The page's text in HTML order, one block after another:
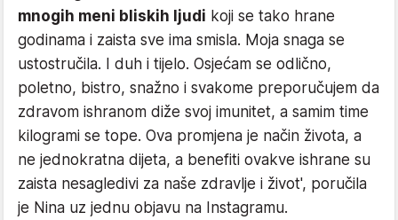
mnogih meni bliskih ljudi koji se tako hrane
godinama i zaista sve ima smisla. Moja snaga se
ustostručila. I duh i tijelo. Osjećam se odlično,
poletno, bistro, snažno i svakome preporučujem da
zdravom ishranom diže svoj imunitet, a samim time
kilogrami se tope. Ova promjena je način života, a
ne jednokratna dijeta, a benefiti ovakve ishrane su
zaista nesagledivi za naše zdravlje i život', poručila
je Nina uz jednu objavu na Instagramu.